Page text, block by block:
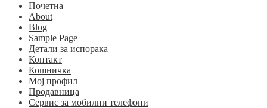
Почетна
About
Blog
Sample Page
Детали за испорака
Контакт
Кошничка
Мој профил
Продавница
Сервис за мобилни телефони